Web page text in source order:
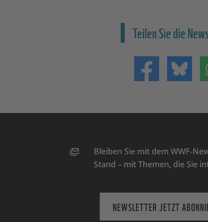
Teilen Sie die
Teilen auf
Bleiben Sie mit dem WWF-
Stand – mit Themen, die Sie
NEWSLETTER JETZT